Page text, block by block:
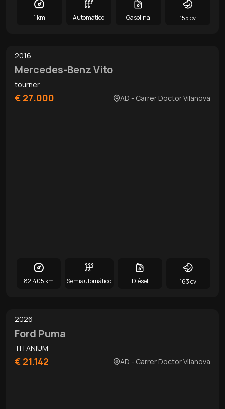
1 km Automático Gasolina 155 cv
2016
Mercedes-Benz Vito
tourner
€ 27.000 AD - Carrer Doctor Vilanova
82.405 km Semiautomático Diésel 163 cv
2026
Ford Puma
TITANIUM
€ 21.142 AD - Carrer Doctor Vilanova